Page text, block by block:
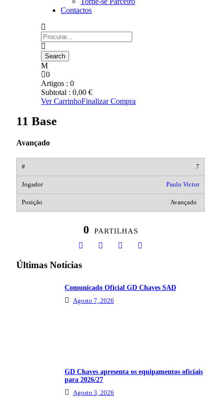
Contactos
0
Artigos : 0
Subtotal : 0,00 €
Ver CarrinhoFinalizar Compra
11 Base
Avançado
7
Paulo Victor
Avançado
0 PARTILHAS
Últimas Notícias
Comunicado Oficial GD Chaves SAD
Agosto 7, 2026
GD Chaves apresenta os equipamentos oficiais
para 2026/27
Agosto 3, 2026